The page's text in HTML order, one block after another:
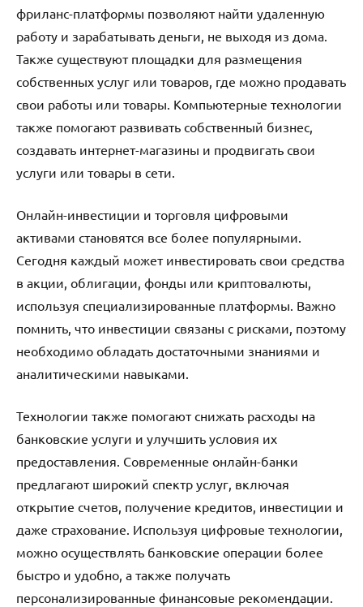
фриланс-платформы позволяют найти удаленную
работу и зарабатывать деньги, не выходя из дома.
Также существуют площадки для размещения
собственных услуг или товаров, где можно продавать
свои работы или товары. Компьютерные технологии
также помогают развивать собственный бизнес,
создавать интернет-магазины и продвигать свои
услуги или товары в сети.
Онлайн-инвестиции и торговля цифровыми
активами становятся все более популярными.
Сегодня каждый может инвестировать свои средства
в акции, облигации, фонды или криптовалюты,
используя специализированные платформы. Важно
помнить, что инвестиции связаны с рисками, поэтому
необходимо обладать достаточными знаниями и
аналитическими навыками.
Технологии также помогают снижать расходы на
банковские услуги и улучшить условия их
предоставления. Современные онлайн-банки
предлагают широкий спектр услуг, включая
открытие счетов, получение кредитов, инвестиции и
даже страхование. Используя цифровые технологии,
можно осуществлять банковские операции более
быстро и удобно, а также получать
персонализированные финансовые рекомендации.